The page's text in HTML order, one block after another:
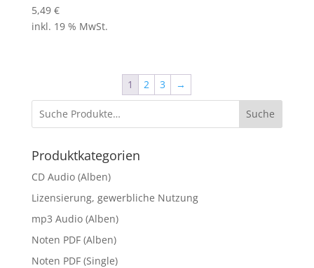
5,49 €
inkl. 19 % MwSt.
1 2 3 →
Suche
Produktkategorien
CD Audio (Alben)
Lizensierung, gewerbliche Nutzung
mp3 Audio (Alben)
Noten PDF (Alben)
Noten PDF (Single)